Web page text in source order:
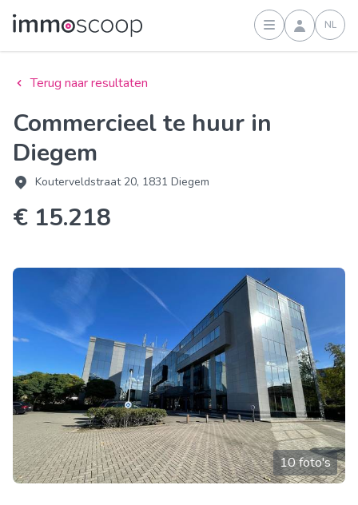
Inloggen
NL
Terug naar resultaten
Commercieel te huur in
Diegem
Kouterveldstraat 20, 1831 Diegem
€ 15.218
10 foto's